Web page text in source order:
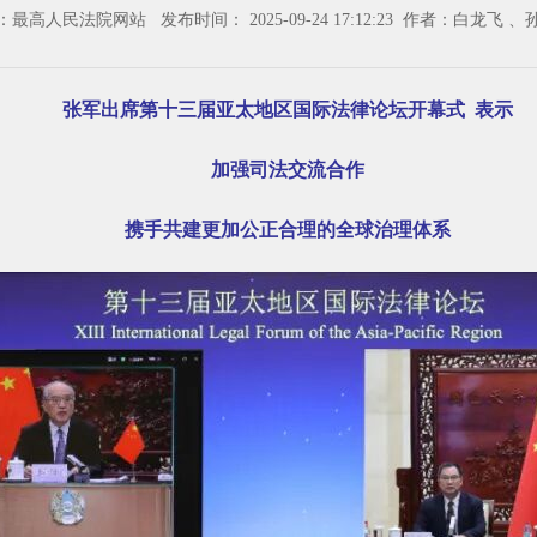
最高人民法院网站 发布时间： 2025-09-24 17:12:23 作者：白龙飞 、
张军出席第十三届亚太地区国际法律论坛开幕式 表示
加强司法交流合作
携手共建更加公正合理的全球治理体系